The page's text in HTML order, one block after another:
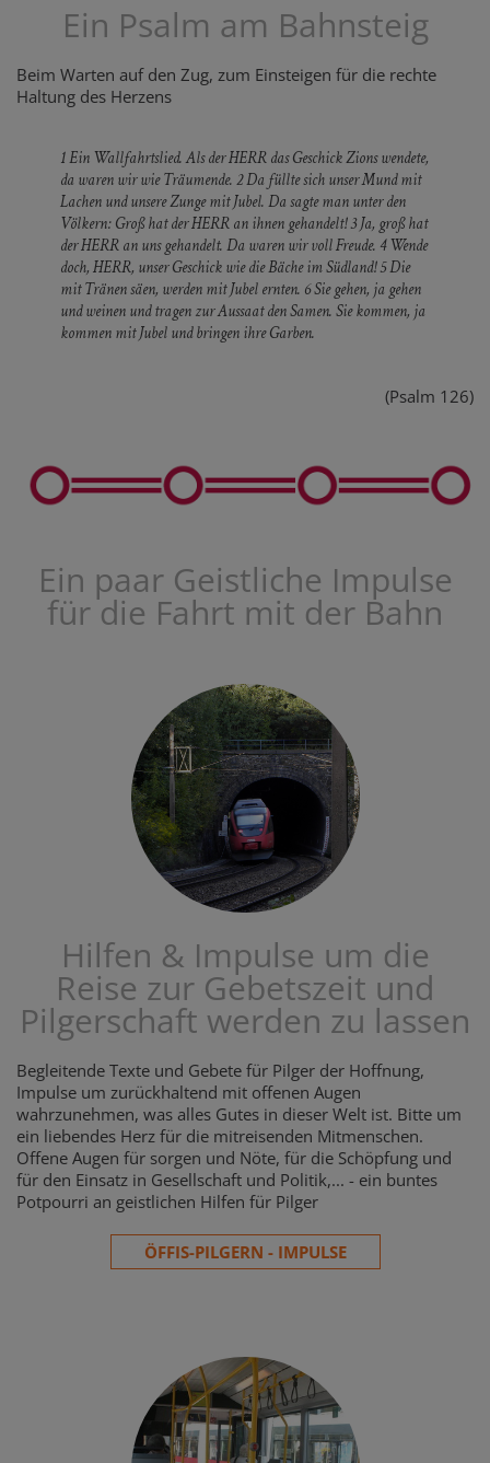
Ein Psalm am Bahnsteig
Beim Warten auf den Zug, zum Einsteigen für die rechte
Haltung des Herzens
1 Ein Wallfahrtslied. Als der HERR das Geschick Zions wendete,
da waren wir wie Träumende. 2 Da füllte sich unser Mund mit
Lachen und unsere Zunge mit Jubel. Da sagte man unter den
Völkern: Groß hat der HERR an ihnen gehandelt! 3 Ja, groß hat
der HERR an uns gehandelt. Da waren wir voll Freude. 4 Wende
doch, HERR, unser Geschick wie die Bäche im Südland! 5 Die
mit Tränen säen, werden mit Jubel ernten. 6 Sie gehen, ja gehen
und weinen und tragen zur Aussaat den Samen. Sie kommen, ja
kommen mit Jubel und bringen ihre Garben.
(Psalm 126)
Ein paar Geistliche Impulse
für die Fahrt mit der Bahn
Hilfen & Impulse um die
Reise zur Gebetszeit und
Pilgerschaft werden zu lassen
Begleitende Texte und Gebete für Pilger der Hoffnung,
Impulse um zurückhaltend mit offenen Augen
wahrzunehmen, was alles Gutes in dieser Welt ist. Bitte um
ein liebendes Herz für die mitreisenden Mitmenschen.
Offene Augen für sorgen und Nöte, für die Schöpfung und
für den Einsatz in Gesellschaft und Politik,... - ein buntes
Potpourri an geistlichen Hilfen für Pilger
ÖFFIS-PILGERN - IMPULSE